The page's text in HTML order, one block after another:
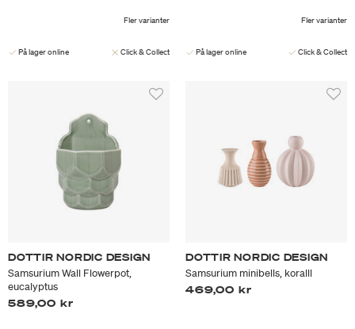
Fler varianter
På lager online Click & Collect
Fler varianter
På lager online Click & Collect
DOTTIR NORDIC DESIGN
Samsurium Wall Flowerpot,
eucalyptus
589,00 kr
DOTTIR NORDIC DESIGN
Samsurium minibells, koralll
469,00 kr